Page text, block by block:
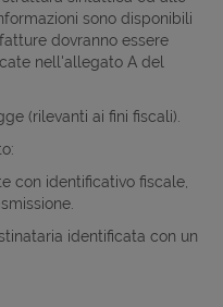
sono disponibili
fatture dovranno essere
nell'allegato A del
(rilevanti ai fini fiscali).
con identificativo fiscale,
identificata con un